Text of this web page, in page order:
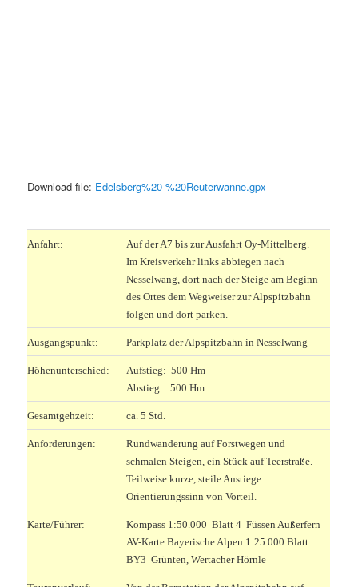
Download file: Edelsberg%20-%20Reuterwanne.gpx
Anfahrt:
Auf der A7 bis zur Ausfahrt Oy-Mittelberg.
Im Kreisverkehr links abbiegen nach
Nesselwang, dort nach der Steige am Beginn
des Ortes dem Wegweiser zur Alpspitzbahn
folgen und dort parken.
Ausgangspunkt: Parkplatz der Alpspitzbahn in Nesselwang
Höhenunterschied:
Aufstieg: 500 Hm
Abstieg: 500 Hm
Gesamtgehzeit: ca. 5 Std.
Anforderungen:
Rundwanderung auf Forstwegen und
schmalen Steigen, ein Stück auf Teerstraße.
Teilweise kurze, steile Anstiege.
Orientierungssinn von Vorteil.
Karte/Führer:
Kompass 1:50.000 Blatt 4 Füssen Außerfern
AV-Karte Bayerische Alpen 1:25.000 Blatt
BY3 Grünten, Wertacher Hörnle